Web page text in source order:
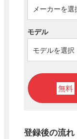
モデル
無料
登録後の流れ